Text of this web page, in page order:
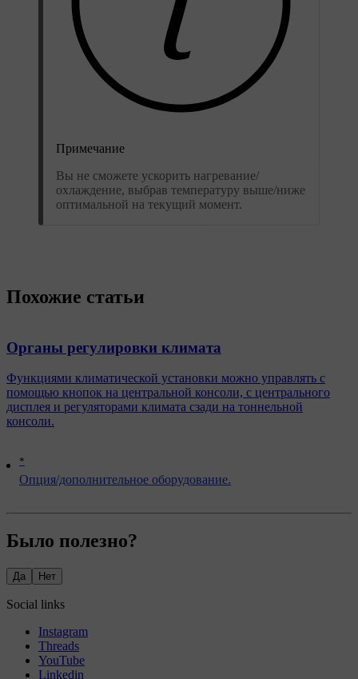
Примечание
Вы не сможете ускорить нагревание/
охлаждение, выбрав температуру выше/ниже
оптимальной на текущий момент.
*
Опция/дополнительное оборудование.
Похожие статьи
Органы регулировки климата
Функциями климатической установки можно управлять с
помощью кнопок на центральной консоли, с центрального
дисплея и регуляторами климата сзади на тоннельной
консоли.
Было полезно?
Да Нет